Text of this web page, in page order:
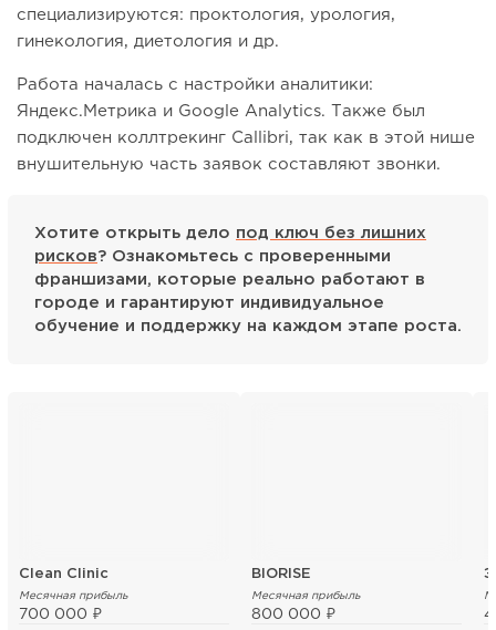
специализируются: проктология, урология,
гинекология, диетология и др.
Работа началась с настройки аналитики:
Яндекс.Метрика и Google Analytics. Также был
подключен коллтрекинг Callibri, так как в этой нише
внушительную часть заявок составляют звонки.
Хотите открыть дело под ключ без лишних
рисков? Ознакомьтесь с проверенными
франшизами, которые реально работают в
городе и гарантируют индивидуальное
обучение и поддержку на каждом этапе роста.
Clean Clinic
Месячная прибыль
700 000 ₽
BIORISE
Месячная прибыль
800 000 ₽